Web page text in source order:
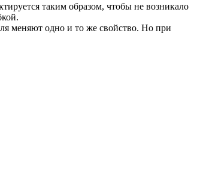
таким образом, чтобы не возникало
меняют одно и то же свойство. Но при